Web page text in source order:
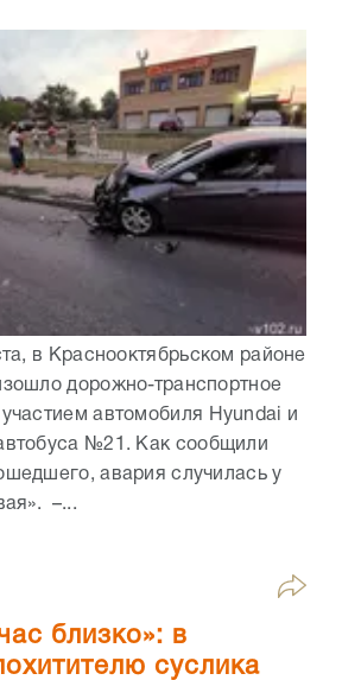
в Краснооктябрьском районе
дорожно-транспортное
автомобиля Hyundai и
№21. Как сообщили
авария случилась у
–...
близко»: в
суслика